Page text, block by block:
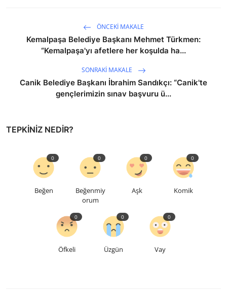
ÖNCEKI MAKALE
Kemalpaşa Belediye Başkanı Mehmet Türkmen:
“Kemalpaşa'yı afetlere her koşulda ha...
SONRAKI MAKALE
Canik Belediye Başkanı İbrahim Sandıkçı: “Canik'te
gençlerimizin sınav başvuru ü...
TEPKINIZ NEDIR?
Beğen
0
Beğenmiy
orum
0
Aşk
0
Komik
0
Öfkeli
0
Üzgün
0
Vay
0